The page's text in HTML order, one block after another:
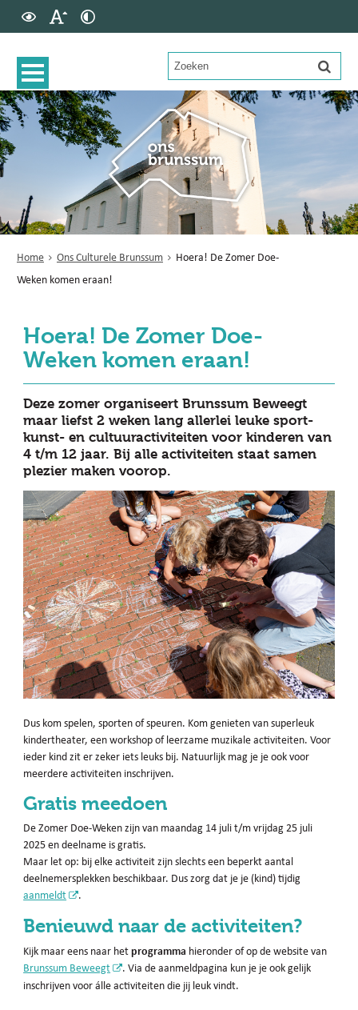
Home Ons Culturele Brunssum
Hoera! De Zomer Doe-
Weken komen eraan!
Hoera! De Zomer Doe-
Weken komen eraan!
Deze zomer organiseert Brunssum Beweegt
maar liefst 2 weken lang allerlei leuke sport-
kunst- en cultuuractiviteiten voor kinderen van
4 t/m 12 jaar. Bij alle activiteiten staat samen
plezier maken voorop.
Dus kom spelen, sporten of speuren. Kom genieten van superleuk
kindertheater, een workshop of leerzame muzikale activiteiten. Voor
ieder kind zit er zeker iets leuks bij. Natuurlijk mag je je ook voor
meerdere activiteiten inschrijven.
Gratis meedoen
De Zomer Doe-Weken zijn van maandag 14 juli t/m vrijdag 25 juli
2025 en deelname is gratis.
Maar let op: bij elke activiteit zijn slechts een beperkt aantal
deelnemersplekken beschikbaar. Dus zorg dat je je (kind) tijdig
aanmeldt
.
Benieuwd naar de activiteiten?
Kijk maar eens naar hetprogramma hieronder of op de website van
Brunssum Beweegt
. Via de aanmeldpagina kun je je ook gelijk
inschrijven voor álle activiteiten die jij leuk vindt.